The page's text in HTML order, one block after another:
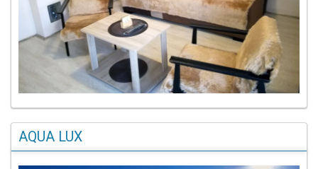
AQUA LUX